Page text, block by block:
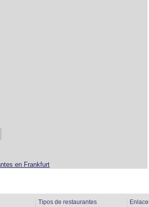
en Frankfurt
Tipos de restaurantes